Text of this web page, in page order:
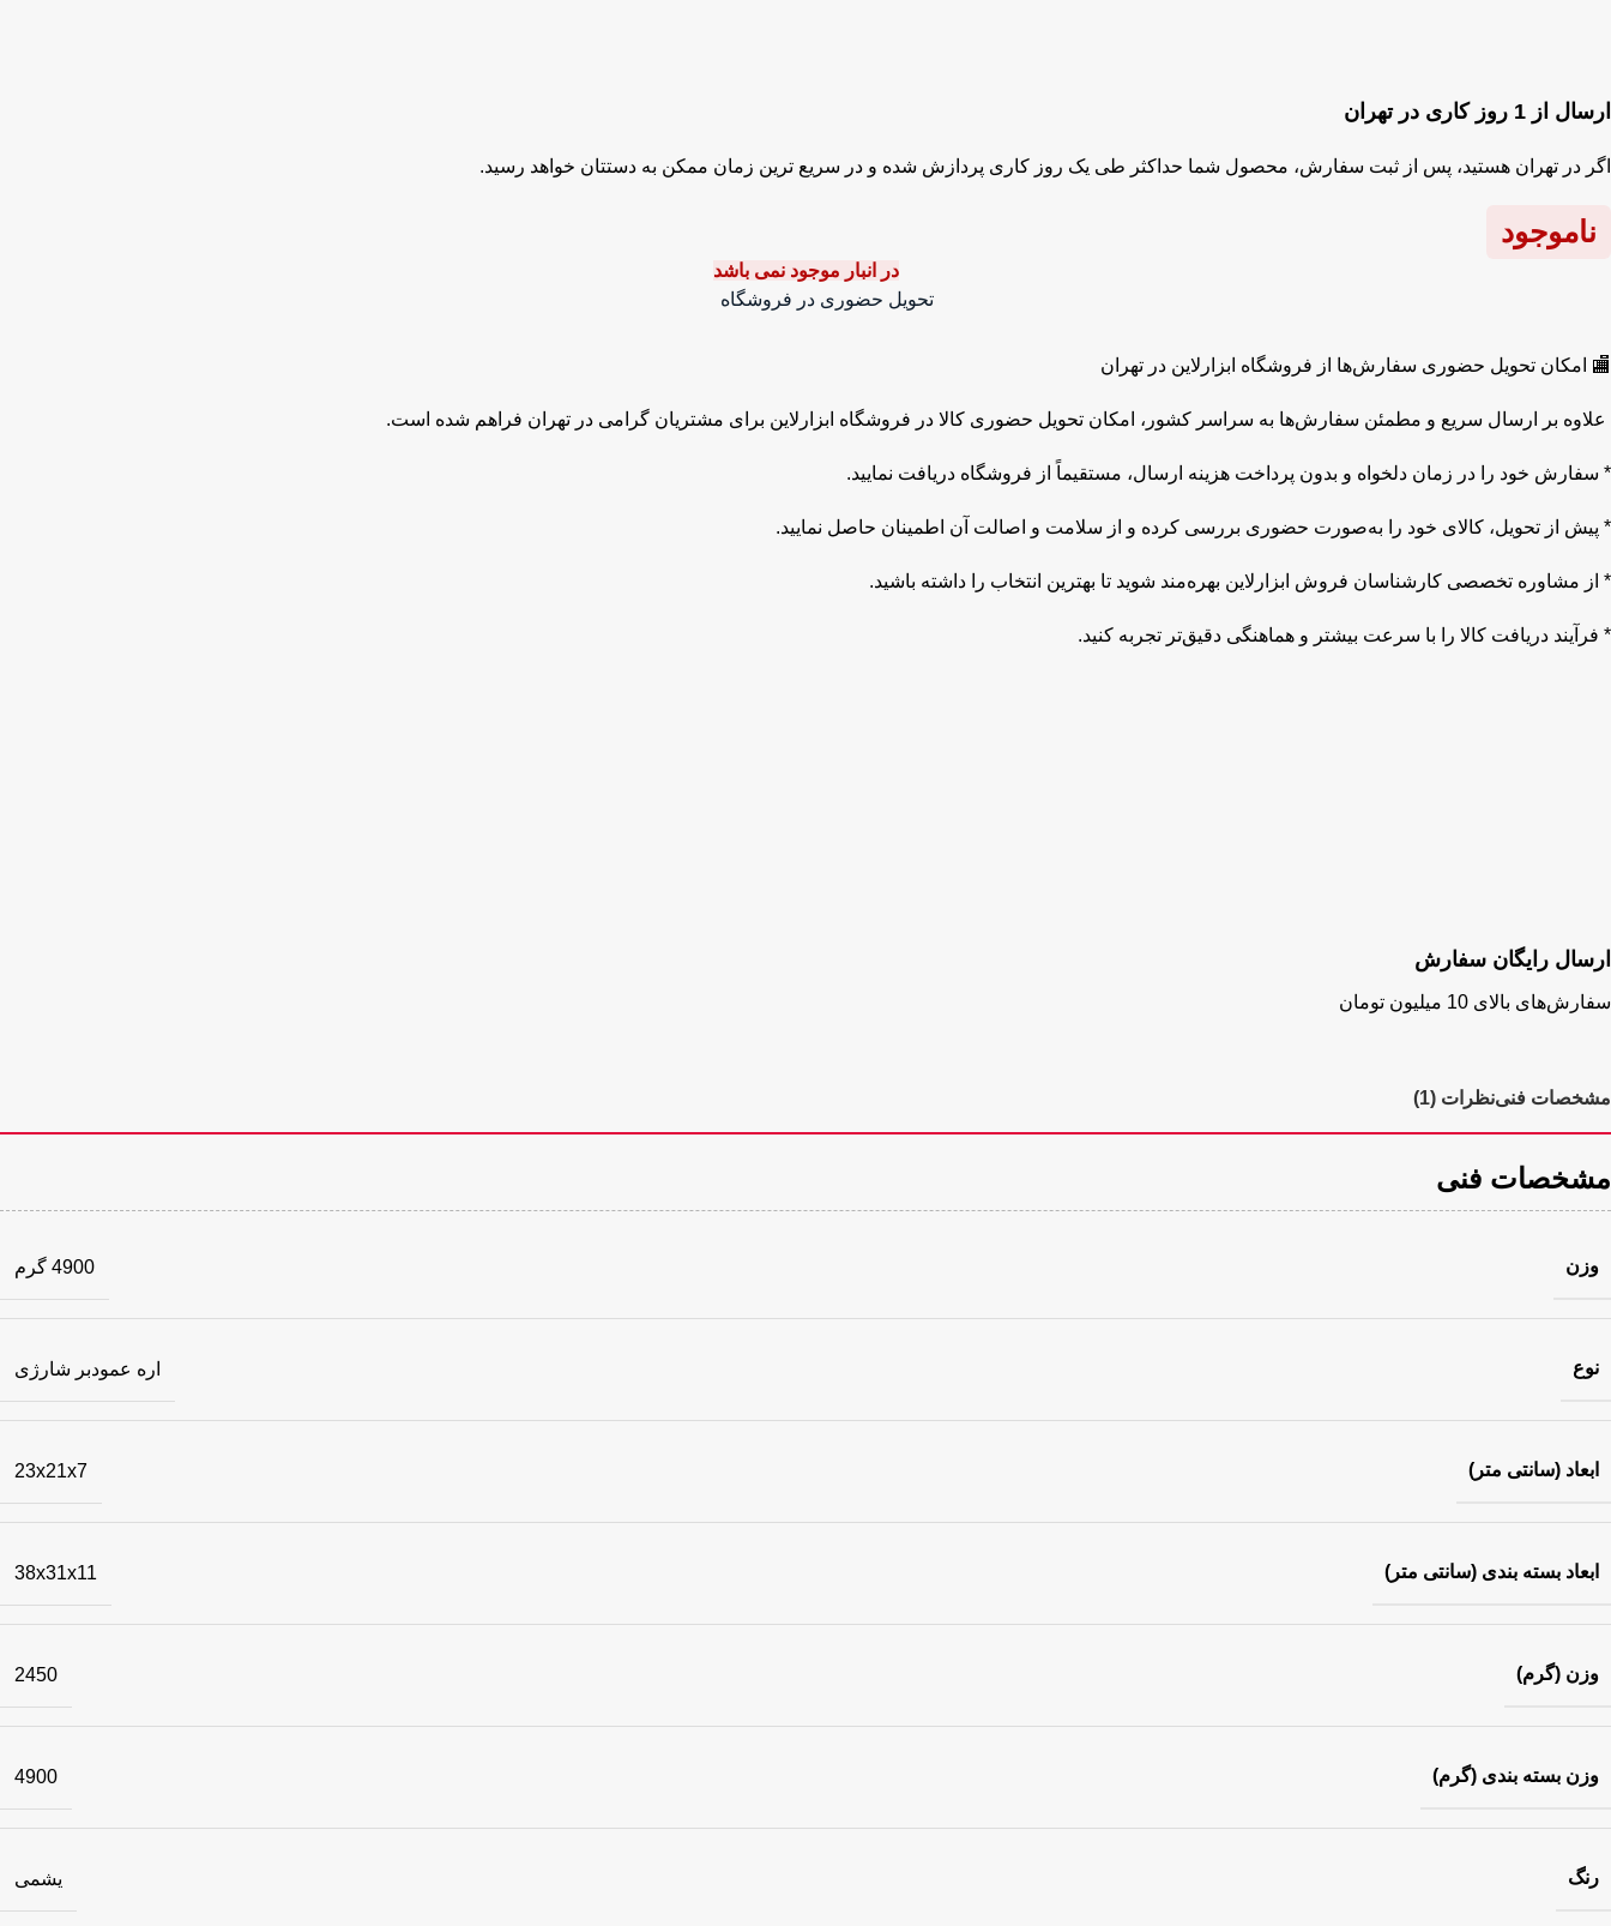
ارسال از 1 روز کاری در تهران
اگر در تهران هستید، پس از ثبت سفارش، محصول شما حداکثر طی یک روز کاری پردازش شده و در سریع ترین زمان ممکن به دستتان خواهد رسید.
ناموجود
در انبار موجود نمی باشد
تحویل حضوری در فروشگاه
🏬 امکان تحویل حضوری سفارش‌ها از فروشگاه ابزارلاین در تهران
علاوه بر ارسال سریع و مطمئن سفارش‌ها به سراسر کشور، امکان تحویل حضوری کالا در فروشگاه ابزارلاین برای مشتریان گرامی در تهران فراهم شده است.
* سفارش خود را در زمان دلخواه و بدون پرداخت هزینه ارسال، مستقیماً از فروشگاه دریافت نمایید.
* پیش از تحویل، کالای خود را به‌صورت حضوری بررسی کرده و از سلامت و اصالت آن اطمینان حاصل نمایید.
* از مشاوره تخصصی کارشناسان فروش ابزارلاین بهره‌مند شوید تا بهترین انتخاب را داشته باشید.
* فرآیند دریافت کالا را با سرعت بیشتر و هماهنگی دقیق‌تر تجربه کنید.
ارسال رایگان سفارش
سفارش‌های بالای 10 میلیون تومان
مشخصات فنینظرات (1)
مشخصات فنی
وزن 4900 گرم
نوع اره عمودبر شارژی
ابعاد (سانتی متر) 23x21x7
ابعاد بسته بندی (سانتی متر) 38x31x11
وزن (گرم) 2450
وزن بسته بندی (گرم) 4900
رنگ یشمی